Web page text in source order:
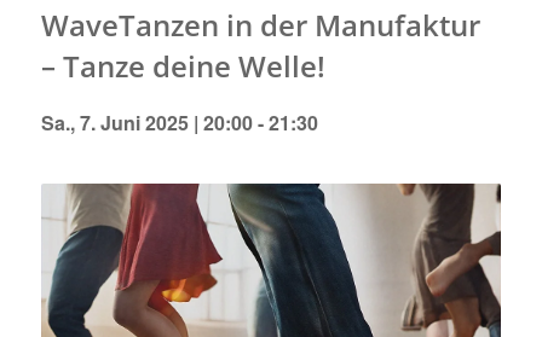
WaveTanzen in der Manufaktur
– Tanze deine Welle!
Sa., 7. Juni 2025 | 20:00-21:30